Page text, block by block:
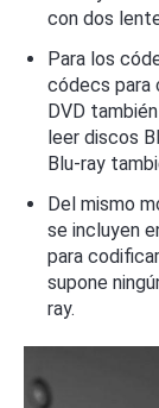
con dos
Para los
códecs para
DVD
leer discos
Blu-ray
Del mismo
se incluyen
para
supone
ray.